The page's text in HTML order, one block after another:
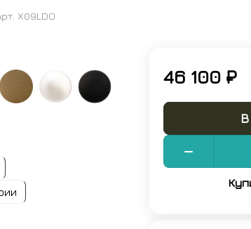
X09LDO
46 100 ₽